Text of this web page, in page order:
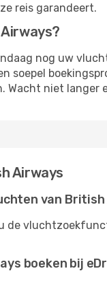
reis garandeert.
nog uw
soepel
niet langer
Airways
van
de
boeken bij